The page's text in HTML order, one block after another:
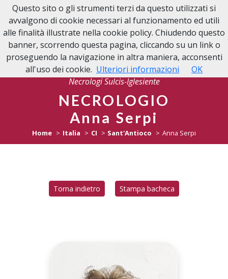
NECROLOGI
SULCIS-IGLESIENTE
Necrologi Sulcis-Iglesiente
NECROLOGIO
Anna Serpi
Home Italia CI Sant'Antioco Anna Serpi
Torna indietro Stampa bacheca
Questo sito o gli strumenti terzi da questo utilizzati si
avvalgono di cookie necessari al funzionamento ed utili
alle finalità illustrate nella cookie policy. Chiudendo questo
banner, scorrendo questa pagina, cliccando su un link o
proseguendo la navigazione in altra maniera, acconsenti
all'uso dei cookie. Ulteriori informazioni OK